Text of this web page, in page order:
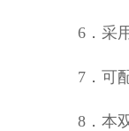
6．采
7．可
8．本